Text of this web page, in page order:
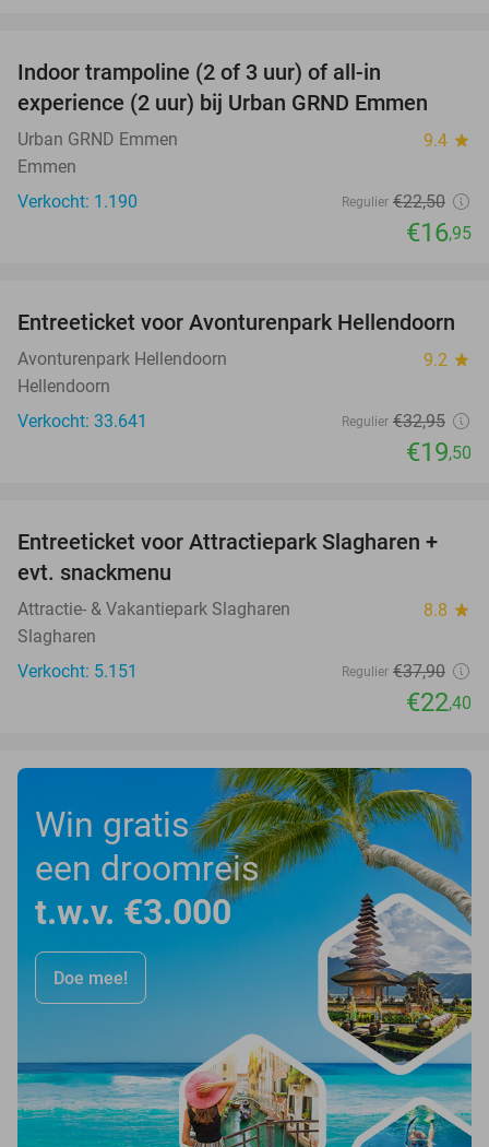
Indoor trampoline (2 of 3 uur) of all-in
experience (2 uur) bij Urban GRND Emmen
Urban GRND Emmen 9.4 star
Emmen
Verkocht: 1.190
Regulier €22,50
€16,95
41%
Entreeticket voor Avonturenpark Hellendoorn
Avonturenpark Hellendoorn 9.2 star
Hellendoorn
Verkocht: 33.641
Regulier €32,95
€19,50
41%
Entreeticket voor Attractiepark Slagharen +
evt. snackmenu
Attractie- & Vakantiepark Slagharen 8.8 star
Slagharen
Verkocht: 5.151
Regulier €37,90
€22,40
Win gratis
een droomreis
t.w.v. €3.000
Doe mee!